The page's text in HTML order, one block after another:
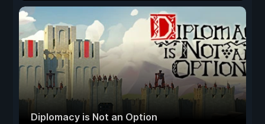
Diplomacy is Not an Option